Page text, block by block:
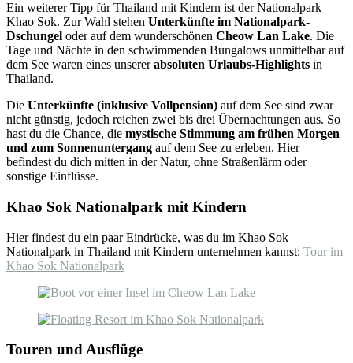
Ein weiterer Tipp für Thailand mit Kindern ist der Nationalpark
Khao Sok. Zur Wahl stehen Unterkünfte im Nationalpark-
Dschungel oder auf dem wunderschönen Cheow Lan Lake. Die
Tage und Nächte in den schwimmenden Bungalows unmittelbar auf
dem See waren eines unsererabsoluten Urlaubs-Highlights in
Thailand.
Die Unterkünfte (inklusive Vollpension) auf dem See sind zwar
nicht günstig, jedoch reichen zwei bis drei Übernachtungen aus. So
hast du die Chance, die mystische Stimmung am frühen Morgen
und zum Sonnenuntergang auf dem See zu erleben. Hier
befindest du dich mitten in der Natur, ohne Straßenlärm oder
sonstige Einflüsse.
Khao Sok Nationalpark mit Kindern
Hier findest du ein paar Eindrücke, was du im Khao Sok
Nationalpark in Thailand mit Kindern unternehmen kannst: Tour im
Khao Sok Nationalpark
Touren und Ausflüge